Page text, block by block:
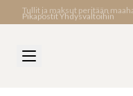
Pikapostit Yhdysvaltoihin